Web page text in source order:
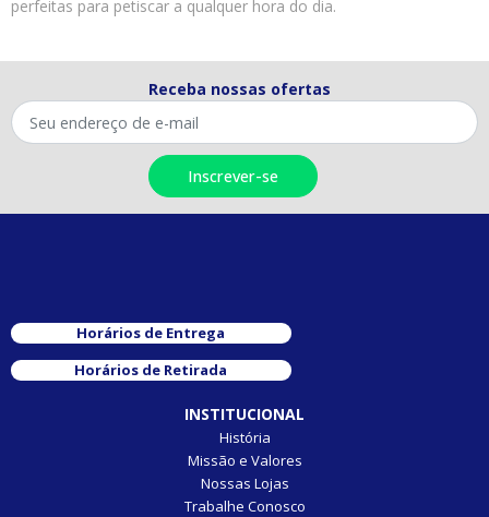
perfeitas para petiscar a qualquer hora do dia.
Receba nossas ofertas
Horários de Entrega
Horários de Retirada
INSTITUCIONAL
História
Missão e Valores
Nossas Lojas
Trabalhe Conosco